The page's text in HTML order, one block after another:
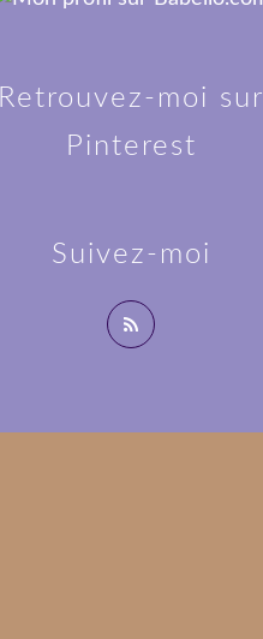
Suivez-moi
Retrouvez-moi sur
Pinterest